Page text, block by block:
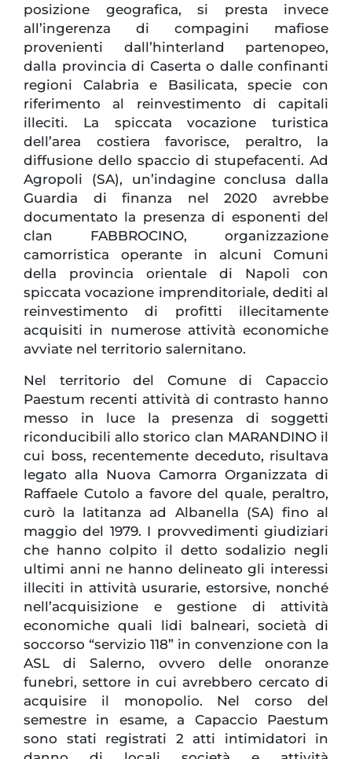
posizione geografica, si presta invece
all’ingerenza di compagini mafiose
provenienti dall’hinterland partenopeo,
dalla provincia di Caserta o dalle confinanti
regioni Calabria e Basilicata, specie con
riferimento al reinvestimento di capitali
illeciti. La spiccata vocazione turistica
dell’area costiera favorisce, peraltro, la
diffusione dello spaccio di stupefacenti. Ad
Agropoli (SA), un’indagine conclusa dalla
Guardia di finanza nel 2020 avrebbe
documentato la presenza di esponenti del
clan FABBROCINO, organizzazione
camorristica operante in alcuni Comuni
della provincia orientale di Napoli con
spiccata vocazione imprenditoriale, dediti al
reinvestimento di profitti illecitamente
acquisiti in numerose attività economiche
avviate nel territorio salernitano.
Nel territorio del Comune di Capaccio
Paestum recenti attività di contrasto hanno
messo in luce la presenza di soggetti
riconducibili allo storico clan MARANDINO il
cui boss, recentemente deceduto, risultava
legato alla Nuova Camorra Organizzata di
Raffaele Cutolo a favore del quale, peraltro,
curò la latitanza ad Albanella (SA) fino al
maggio del 1979. I provvedimenti giudiziari
che hanno colpito il detto sodalizio negli
ultimi anni ne hanno delineato gli interessi
illeciti in attività usurarie, estorsive, nonché
nell’acquisizione e gestione di attività
economiche quali lidi balneari, società di
soccorso “servizio 118” in convenzione con la
ASL di Salerno, ovvero delle onoranze
funebri, settore in cui avrebbero cercato di
acquisire il monopolio. Nel corso del
semestre in esame, a Capaccio Paestum
sono stati registrati 2 atti intimidatori in